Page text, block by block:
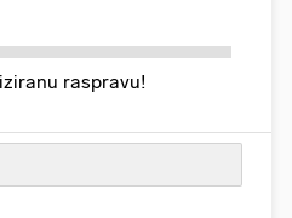
raspravu!